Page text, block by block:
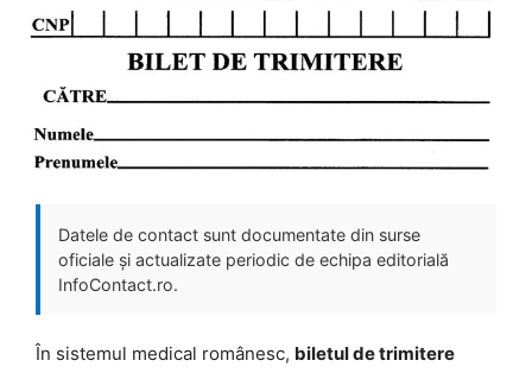
Datele de contact sunt documentate din surse
oficiale și actualizate periodic de echipa editorială
InfoContact.ro.
În sistemul medical românesc, biletul de trimitere